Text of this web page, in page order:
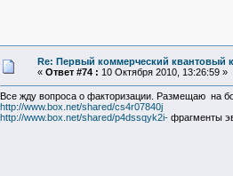
Re: Первый коммерческий квантовый
« Ответ #74 : 10 Октября 2010, 13:26:59 »
Все жду вопроса о факторизации. Размещаю на
http://www.box.net/shared/cs4r07840j
http://www.box.net/shared/p4dssqyk2i-фрагменты